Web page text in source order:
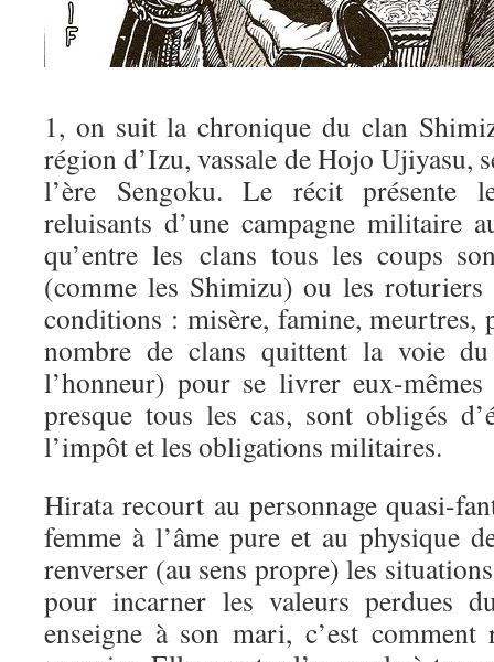
1, on suit la chronique du clan
région d’Izu, vassale de Hojo Ujiyasu,
l’ère Sengoku. Le récit présente
reluisants d’une campagne militaire
qu’entre les clans tous les coups
(comme les Shimizu) ou les
conditions : misère, famine, meurtres,
nombre de clans quittent la voie
l’honneur) pour se livrer eux-
presque tous les cas, sont obligés
l’impôt et les obligations militaires.
Hirata recourt au personnage quasi-
femme à l’âme pure et au physique
renverser (au sens propre) les
pour incarner les valeurs perdues
enseigne à son mari, c’est